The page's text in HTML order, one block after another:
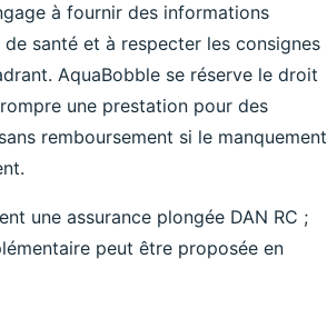
à fournir des informations
santé et à respecter les consignes
AquaBobble se réserve le droit
une prestation pour des
remboursement si le manquement
une assurance plongée DAN RC ;
peut être proposée en